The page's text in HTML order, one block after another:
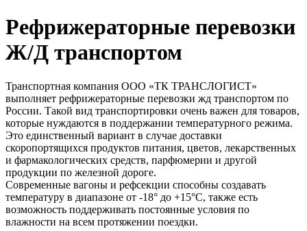
Рефрижераторные перевозки
Ж/Д транспортом
Транспортная компания ООО «ТК ТРАНСЛОГИСТ»
выполняет рефрижераторные перевозки жд транспортом по
России. Такой вид транспортировки очень важен для товаров,
которые нуждаются в поддержании температурного режима.
Это единственный вариант в случае доставки
скоропортящихся продуктов питания, цветов, лекарственных
и фармакологических средств, парфюмерии и другой
продукции по железной дороге.
Современные вагоны и рефсекции способны создавать
температуру в диапазоне от -18° до +15°С, также есть
возможность поддерживать постоянные условия по
влажности на всем протяжении поездки.